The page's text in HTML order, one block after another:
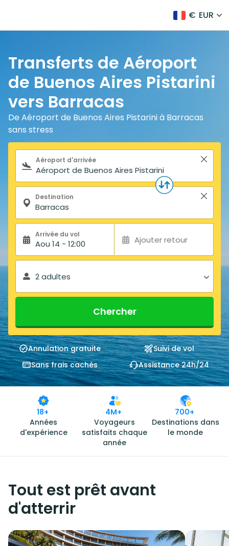
€ EUR
Transferts de Aéroport
de Buenos Aires Pistarini
vers Barracas
De Aéroport de Buenos Aires Pistarini à Barracas
sans stress
Formulaire de recherche
Aéroport d'arrivée
Destination
Arrivée du vol
Aou 14 - 12:00 Ajouter retour
2 adultes
Chercher
Annulation gratuite
Suivi de vol
Sans frais cachés
Assistance 24h/24
18+
Années
d'expérience
4M+
Voyageurs
satisfaits chaque
année
700+
Destinations dans
le monde
Tout est prêt avant
d'atterrir